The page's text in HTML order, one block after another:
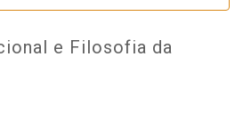
e Filosofia da